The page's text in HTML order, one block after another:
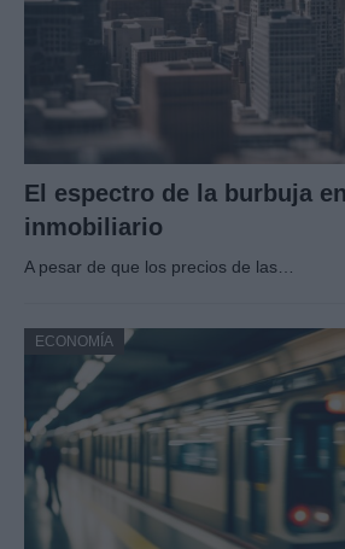
El espectro de la burbuja
inmobiliario
A pesar de que los precios de las…
ECONOMÍA